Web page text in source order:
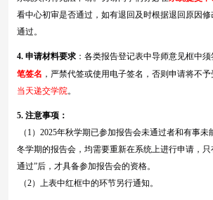
看中心初审是否通过，如有退回及时根据退回原因
通过。
4. 申请材料要求 ：各类报告登记表中导师意见框中
笔签名 ，严禁代签或使用电子签名，否则申请将不予
当天递交学院。
5. 注意事项：
（ 1）2025年秋学期已参加报告会未通过者和有事未
冬学期的报告会，均需要重新在系统上进行申请，只
通过”后，才具备参加报告会的资格。
（2）上表中红框中的环节另行通知。